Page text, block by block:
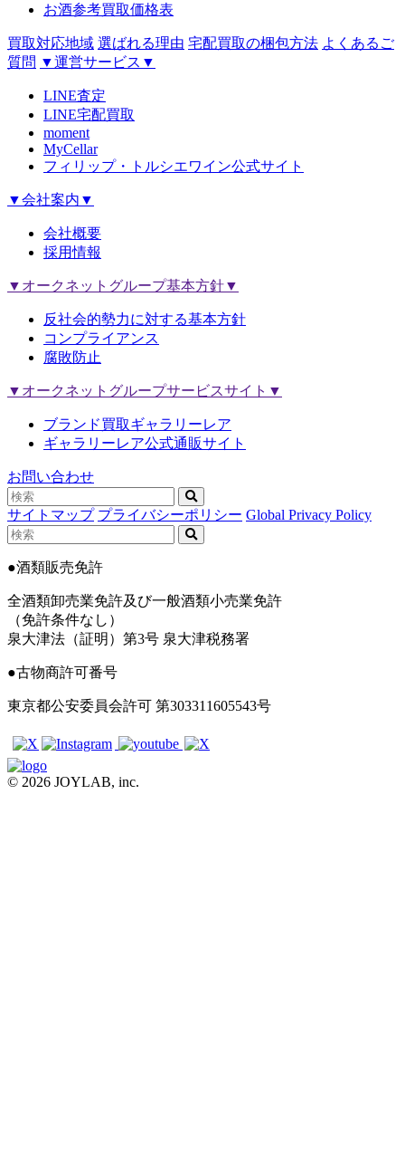
お酒参考買取価格表
買取対応地域 選ばれる理由 宅配買取の梱包方法 よくあるご
質問 ▼運営サービス▼
LINE査定
LINE宅配買取
moment
MyCellar
フィリップ・トルシエワイン公式サイト
▼会社案内▼
会社概要
採用情報
▼オークネットグループ基本方針▼
反社会的勢力に対する基本方針
コンプライアンス
腐敗防止
▼オークネットグループサービスサイト▼
ブランド買取ギャラリーレア
ギャラリーレア公式通販サイト
お問い合わせ
サイトマップ プライバシーポリシー Global Privacy Policy
●酒類販売免許
全酒類卸売業免許及び一般酒類小売業免許
（免許条件なし）
泉大津法（証明）第3号 泉大津税務署
●古物商許可番号
東京都公安委員会許可 第303311605543号
© 2026 JOYLAB, inc.